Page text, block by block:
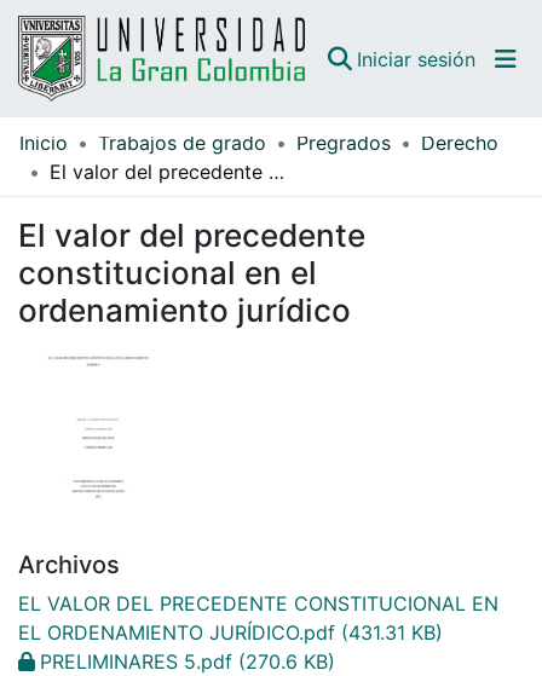
Iniciar sesión
Comunidades
Inicio Trabajos de grado Pregrados
Derecho
El valor del precedente constitucional en el ordenamiento jurídico
El valor del precedente
constitucional en el
ordenamiento jurídico
Archivos
EL VALOR DEL PRECEDENTE CONSTITUCIONAL EN
EL ORDENAMIENTO JURÍDICO.pdf (431.31 KB)
PRELIMINARES 5.pdf (270.6 KB)